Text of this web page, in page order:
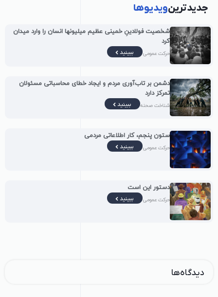
جدیدترینویدیوها
شخصیت فولادینِ خمینی عظیم میلیونها انسان را وارد میدان
کرد
حرکت عمومی ببینید
دشمن بر تاب‌آوری مردم و ایجاد خطای محاسباتی مسئولان
تمرکز دارد
شناخت صحنه ببینید
ستون پنجم، کار اطلاعاتی مردمی
حرکت عمومی ببینید
دستور این است
حرکت عمومی ببینید
دیدگاه‌ها